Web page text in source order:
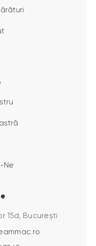
Ne
15d, București